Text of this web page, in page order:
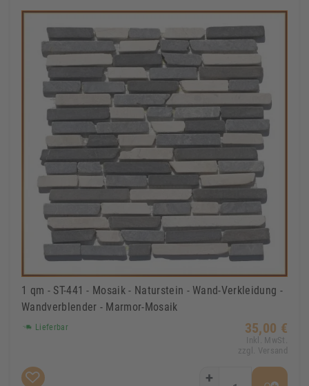
1 qm - ST-441 - Mosaik - Naturstein - Wand-Verkleidung -
Wandverblender - Marmor-Mosaik
Lieferbar 35,00 €
Inkl. MwSt.
zzgl. Versand
+